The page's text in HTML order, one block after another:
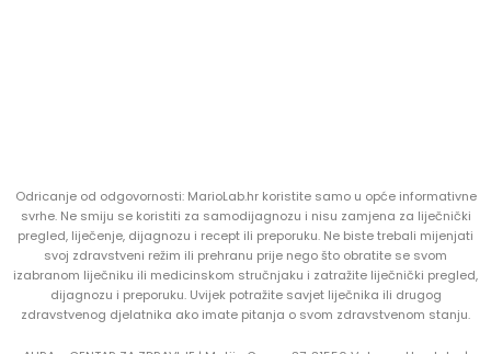
Odricanje od odgovornosti: MarioLab.hr koristite samo u opće informativne
svrhe. Ne smiju se koristiti za samodijagnozu i nisu zamjena za liječnički
pregled, liječenje, dijagnozu i recept ili preporuku. Ne biste trebali mijenjati
svoj zdravstveni režim ili prehranu prije nego što obratite se svom
izabranom liječniku ili medicinskom stručnjaku i zatražite liječnički pregled,
dijagnozu i preporuku. Uvijek potražite savjet liječnika ili drugog
zdravstvenog djelatnika ako imate pitanja o svom zdravstvenom stanju.